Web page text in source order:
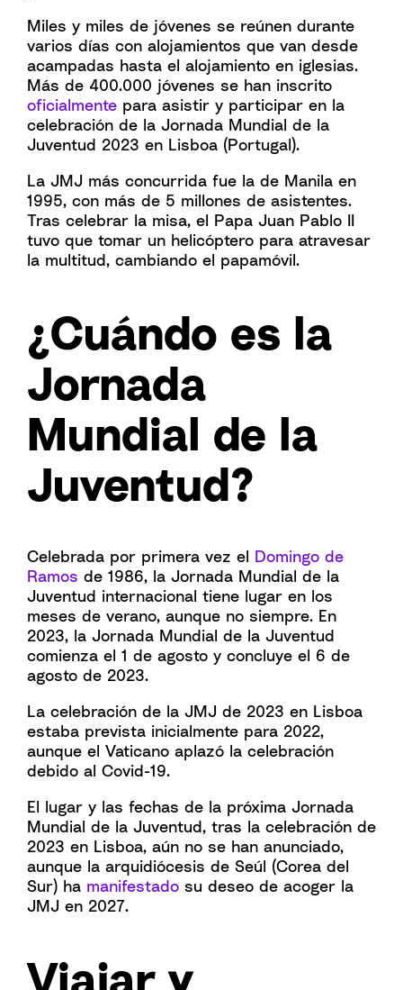
Miles y miles de jóvenes se reúnen durante
varios días con alojamientos que van desde
acampadas hasta el alojamiento en iglesias.
Más de 400.000 jóvenes se han inscrito
oficialmente para asistir y participar en la
celebración de la Jornada Mundial de la
Juventud 2023 en Lisboa (Portugal).
La JMJ más concurrida fue la de Manila en
1995, con más de 5 millones de asistentes.
Tras celebrar la misa, el Papa Juan Pablo II
tuvo que tomar un helicóptero para atravesar
la multitud, cambiando el papamóvil.
¿Cuándo es la
Jornada
Mundial de la
Juventud?
Celebrada por primera vez el Domingo de
Ramos de 1986, la Jornada Mundial de la
Juventud internacional tiene lugar en los
meses de verano, aunque no siempre. En
2023, la Jornada Mundial de la Juventud
comienza el 1 de agosto y concluye el 6 de
agosto de 2023.
La celebración de la JMJ de 2023 en Lisboa
estaba prevista inicialmente para 2022,
aunque el Vaticano aplazó la celebración
debido al Covid-19.
El lugar y las fechas de la próxima Jornada
Mundial de la Juventud, tras la celebración de
2023 en Lisboa, aún no se han anunciado,
aunque la arquidiócesis de Seúl (Corea del
Sur) ha manifestado su deseo de acoger la
JMJ en 2027.
Viajar y